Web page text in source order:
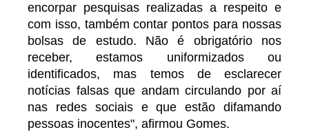
encorpar pesquisas realizadas a respeito e
com isso, também contar pontos para nossas
bolsas de estudo. Não é obrigatório nos
receber, estamos uniformizados ou
identificados, mas temos de esclarecer
notícias falsas que andam circulando por aí
nas redes sociais e que estão difamando
pessoas inocentes", afirmou Gomes.